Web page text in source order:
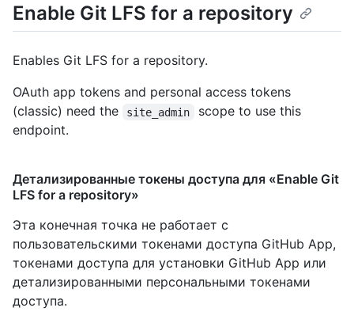
Enable Git LFS for a repository
Enables Git LFS for a repository.
OAuth app tokens and personal access tokens
(classic) need the
site_admin
scope to use this
endpoint.
Детализированные токены доступа для «Enable Git
LFS for a repository»
Эта конечная точка не работает с
пользовательскими токенами доступа GitHub App,
токенами доступа для установки GitHub App или
детализированными персональными токенами
доступа.